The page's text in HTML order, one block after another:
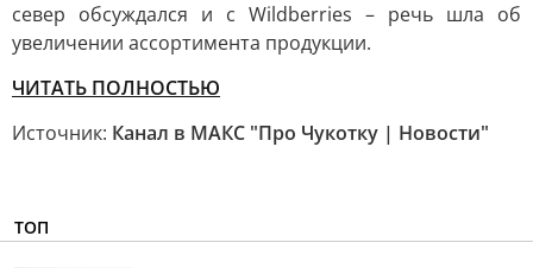
север обсуждался и с Wildberries – речь шла об
увеличении ассортимента продукции.
ЧИТАТЬ ПОЛНОСТЬЮ
Источник: Канал в МАКС "Про Чукотку | Новости"
ТОП